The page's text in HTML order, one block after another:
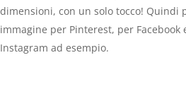
dimensioni, con un solo tocco! Quindi
immagine per Pinterest, per Facebook
Instagram ad esempio.